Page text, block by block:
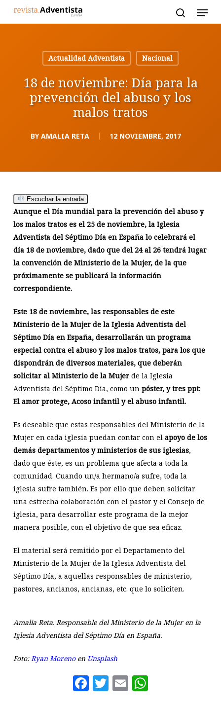
Actualidad Adventista
Nacional
18 de noviembre: Día para la
prevención del abuso y los
malos tratos
BY AMALIA RETA 12 NOVIEMBRE, 2017
Escuchar la entrada
Aunque el Día mundial para la prevención del abuso y
los malos tratos es el 25 de noviembre, la Iglesia
Adventista del Séptimo Día en España lo celebrará el
día 18 de noviembre, dado que del 24 al 26 tendrá lugar
la convención de Ministerio de la Mujer, de la que
próximamente se publicará la información
correspondiente.
Este 18 de noviembre, las responsables de este
Ministerio de la Mujer de la Iglesia Adventista del
Séptimo Día en España, desarrollarán un programa
especial contra el abuso y los malos tratos, para los que
dispondrán de diversos materiales, que deberán
solicitar al Ministerio de la Mujerde la Iglesia
Adventista del Séptimo Día, como un póster, y tres ppt:
El amor protege, Acoso infantil y el abuso infantil.
Es deseable que estas responsables del Ministerio de la
Mujer en cada iglesia puedan contar con elapoyo de los
demás departamentos y ministerios de sus iglesias,
dado que éste, es un problema que afecta a toda la
comunidad. Cuando un/a hermano/a sufre, toda la
iglesia sufre también. Es por ello que deben solicitar
una estrecha colaboración con el pastor y el Consejo de
iglesia, para desarrollar este programa de la mejor
manera posible, con el objetivo de que sea eficaz.
El material será remitido por el Departamento del
Ministerio de la Mujer de la Iglesia Adventista del
Séptimo Día, a aquellas responsables de ministerio,
pastores, ancianos, ancianas, etc. que lo soliciten.
Amalia Reta. Responsable del Ministerio de la Mujer en la
Iglesia Adventista del Séptimo Día en España.
Foto:Ryan Morenoen Unsplash
Facebook
Twitter
Email